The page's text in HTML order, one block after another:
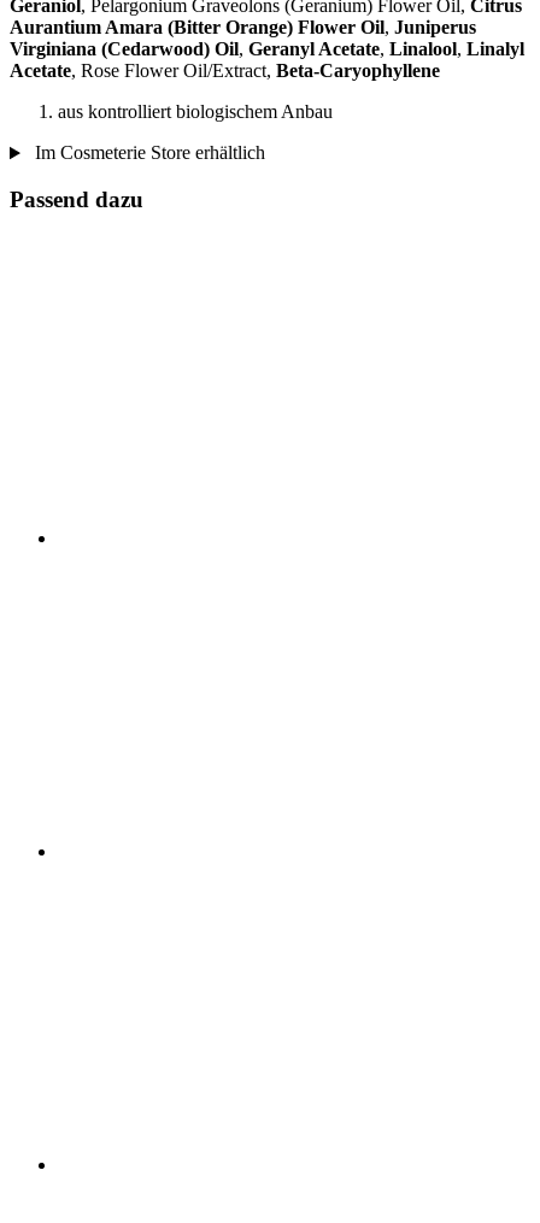
Geraniol , Pelargonium Graveolons (Geranium) Flower Oil, Citrus
Aurantium Amara (Bitter Orange) Flower Oil, Juniperus
Virginiana (Cedarwood) Oil, Geranyl Acetate, Linalool, Linalyl
Acetate, Rose Flower Oil/Extract, Beta-Caryophyllene
aus kontrolliert biologischem Anbau
Im Cosmeterie Store erhältlich
Passend dazu